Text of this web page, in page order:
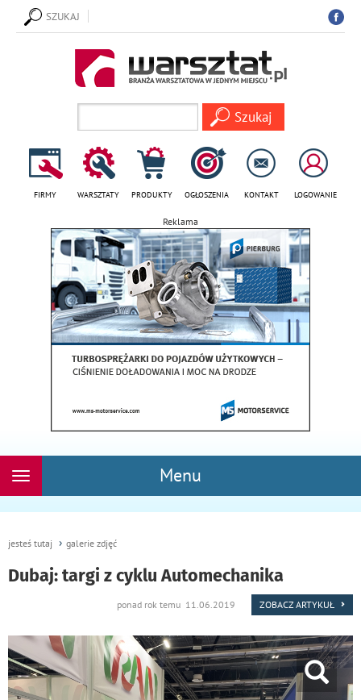
SZUKAJ
FIRMY WARSZTATY PRODUKTY OGŁOSZENIA KONTAKT LOGOWANIE
Reklama
Menu
Rozwiń
jesteś tutaj galerie zdjęć
Dubaj: targi z cyklu Automechanika
ponad rok temu 11.06.2019 ZOBACZ ARTYKUŁ